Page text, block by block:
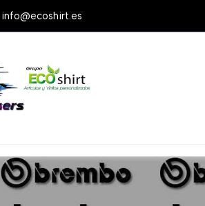
info@ecoshirt.es
Pegatinas Stickers Sponsors